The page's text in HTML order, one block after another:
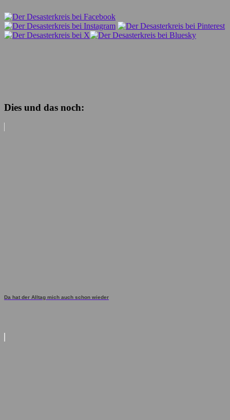
Dies und das noch:
Da hat der Alltag mich auch schon wieder